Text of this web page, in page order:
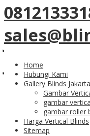
Home
Hubungi Kami
Gallery Blinds Jakarta
Gambar
gambar
gambar roller
Harga Vertical Blinds
Sitemap
02 Sep
Jual
Jakarta
roman shades dan
pemesanan custom